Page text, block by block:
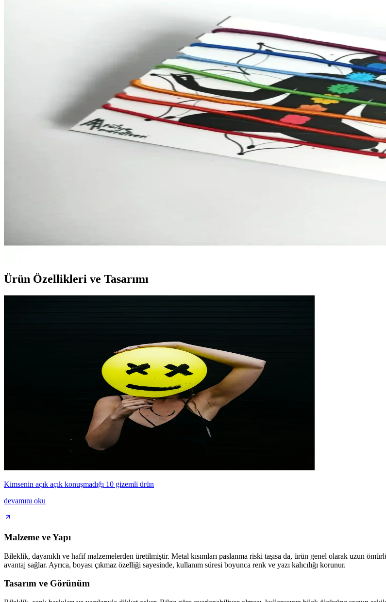
Happy Senso Köpüğü, multisensörik özellikleriyle duyusal uyarım ve terapi için güvenilir, eğlenceli ve etkili bir ürün sunar.
Koruyucu Bileklikler: Güvenlik ve Tarzı Bir Arada Sunan Çeşitler ve Kullanım Alanları
Koruyucu bileklikler, güvenlik ve estetiği bir araya getirerek farklı alanlarda kullanılır. Spor, sağlık ve moda amaçlı
EST Aksesuar Doğal Kırık Apatit ve Mavi Cam Kelebek Kolye Özellikleri ve Kullanım Alanları
Doğal kırık apatit ve mavi cam malzemeden el yapımı olan bu kolye, şıklığın yanı sıra ruhsal faydalar sağlar, alerji yapmaz
Pirinç Sarkaç ve Çalışma Kartları Seti: Enerji ve Meditasyon için Dayanıklı ve Estetik Tasarım
Yüksek kaliteli pirinç malzemeden üretilmiş, estetik tasarıma sahip sarkaç ve çalışma kartları seti ile enerji dengeleme ve
Ruhsal Enerji Yükseltme Yöntemleri ve İçsel Dengeyi Sağlama Rehberi
İnsan yaşamında ruhsal enerji, içsel denge ve yaşam kalitesi için önemlidir. Farkındalık, meditasyon, doğal yollar ve pozitif
Ürün Özellikleri ve Tasarımı
Kimsenin açık açık konuşmadığı 10 gizemli ürün
devamını oku
Malzeme ve Yapı
Bileklik, dayanıklı ve hafif malzemelerden üretilmiştir. Metal kısımları paslanma riski taşısa da, ürün genel olarak uzun
avantaj sağlar. Ayrıca, boyası çıkmaz özelliği sayesinde, kullanım süresi boyunca renk ve yazı kalıcılığı korunur.
Tasarım ve Görünüm